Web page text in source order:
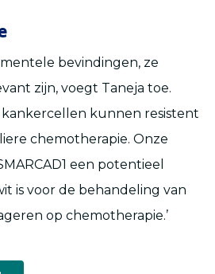
bevindingen, ze
zijn, voegt Taneja toe.
kankercellen kunnen resistent
chemotherapie. Onze
een potentieel
is voor de behandeling van
op chemotherapie.’